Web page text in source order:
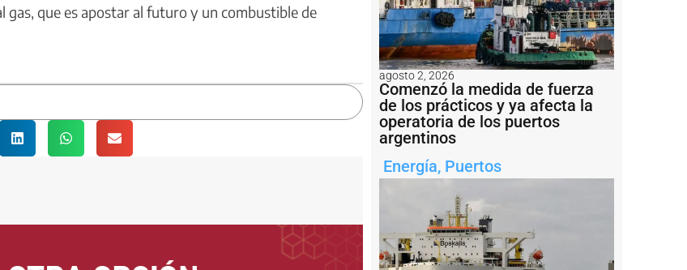
gas, que es apostar al futuro y un combustible de
agosto 2, 2026
Comenzó la medida de fuerza
de los prácticos y ya afecta la
operatoria de los puertos
argentinos
Energía, Puertos